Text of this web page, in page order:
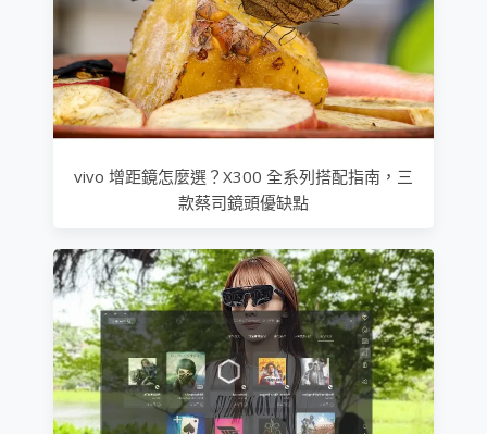
vivo 增距鏡怎麼選？X300 全系列搭配指南，三
款蔡司鏡頭優缺點